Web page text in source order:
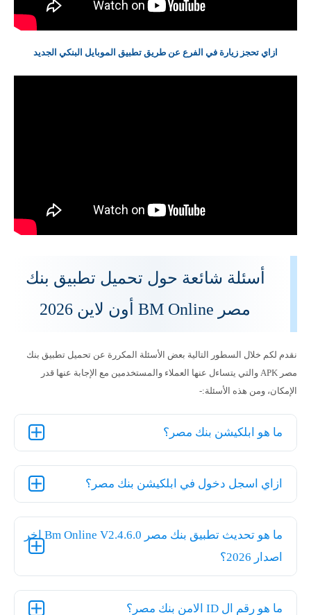
ازاي تحجز زيارة في الفرع عن طريق تطبيق الموبايل البنكي الجديد
أسئلة شائعة حول تحميل تطبيق بنك
مصر BM Online أون لاين 2026
نقدم لكم خلال السطور التالية بعض الأسئلة المكررة عن تحميل تطبيق بنك
مصر APK والتي يتساءل عنها العملاء والمستخدمين مع الإجابة عنها قدر
الإمكان، ومن هذه الأسئلة:-
ما هو ابلكيشن بنك مصر؟
ازاي اسجل دخول في ابلكيشن بنك مصر؟
ما هو تحديث تطبيق بنك مصر Bm Online V2.4.6.0 اخر
اصدار 2026؟
ما هو رقم ال ID الامن بنك مصر؟